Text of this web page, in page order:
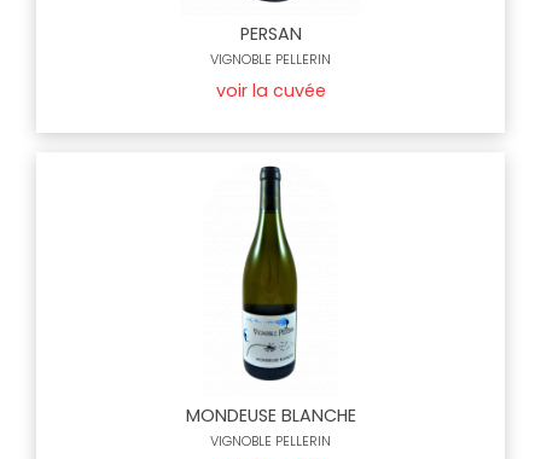
PERSAN
VIGNOBLE PELLERIN
voir la cuvée
MONDEUSE BLANCHE
VIGNOBLE PELLERIN